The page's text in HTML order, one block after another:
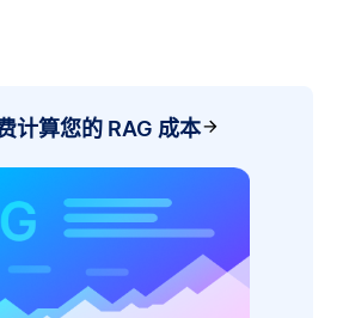
计算您的 RAG 成本